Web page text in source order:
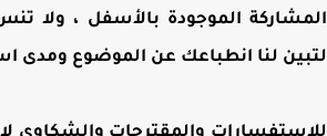
الموجودة بالأسفل ، ولا تنس
لنا انطباعك عن الموضوع ومدى